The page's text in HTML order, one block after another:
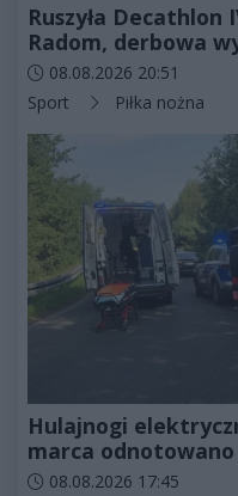
Ruszyła Decathlon
Radom, derbowa
Data dodania artykułu:
08.08.2026 20:51
Kategorie artykułu:
Sport Piłka nożna
Hulajnogi
marca odnotowano
Data dodania artykułu:
08.08.2026 17:45